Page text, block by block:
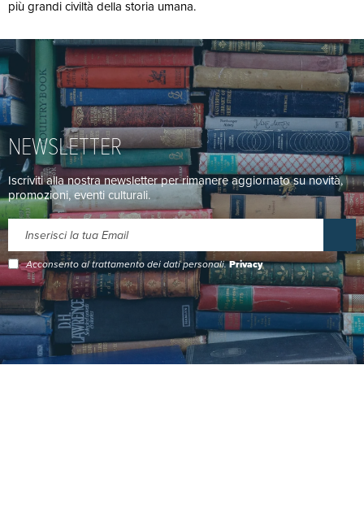
più grandi civiltà della storia umana.
NEWSLETTER
Iscriviti alla nostra newsletter per rimanere aggiornato su novità,
promozioni, eventi culturali.
Acconsento al trattamento dei dati personali.Privacy